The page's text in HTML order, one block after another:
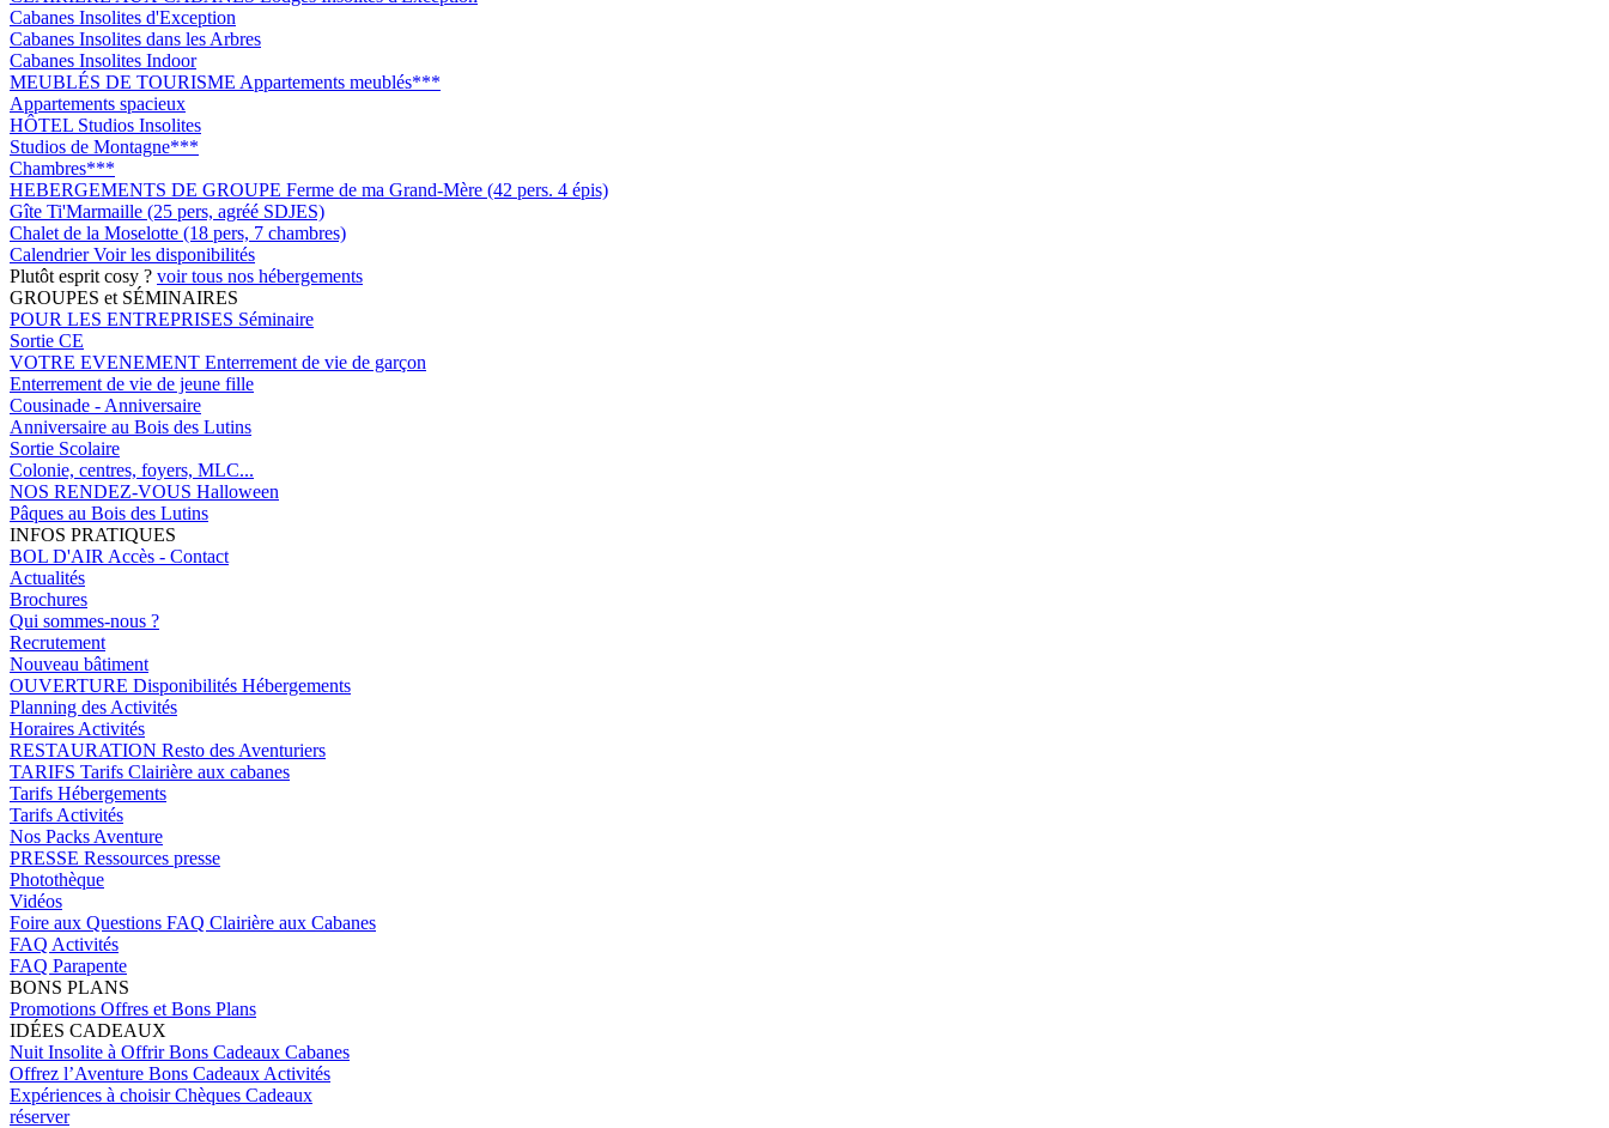
Cabanes Insolites d'Exception
Cabanes Insolites dans les Arbres
Cabanes Insolites Indoor
MEUBLÉS DE TOURISME Appartements meublés***
Appartements spacieux
HÔTEL Studios Insolites
Studios de Montagne***
Chambres***
HEBERGEMENTS DE GROUPE Ferme de ma Grand-Mère (42 pers. 4 épis)
Gîte Ti'Marmaille (25 pers, agréé SDJES)
Chalet de la Moselotte (18 pers, 7 chambres)
CalendrierVoir les disponibilités
Plutôt esprit cosy ? voir tous nos hébergements
GROUPES et SÉMINAIRES
POUR LES ENTREPRISES Séminaire
Sortie CE
VOTRE EVENEMENT Enterrement de vie de garçon
Enterrement de vie de jeune fille
Cousinade - Anniversaire
Anniversaire au Bois des Lutins
Sortie Scolaire
Colonie, centres, foyers, MLC...
NOS RENDEZ-VOUS Halloween
Pâques au Bois des Lutins
INFOS PRATIQUES
BOL D'AIR Accès - Contact
Actualités
Brochures
Qui sommes-nous ?
Recrutement
Nouveau bâtiment
OUVERTURE Disponibilités Hébergements
Planning des Activités
Horaires Activités
RESTAURATION Resto des Aventuriers
TARIFS Tarifs Clairière aux cabanes
Tarifs Hébergements
Tarifs Activités
Nos Packs Aventure
PRESSE Ressources presse
Photothèque
Vidéos
Foire aux Questions FAQ Clairière aux Cabanes
FAQ Activités
FAQ Parapente
BONS PLANS
Promotions Offres et Bons Plans
IDÉES CADEAUX
Nuit Insolite à OffrirBons Cadeaux Cabanes
Offrez l’Aventure Bons Cadeaux Activités
Expériences à choisirChèques Cadeaux
réserver